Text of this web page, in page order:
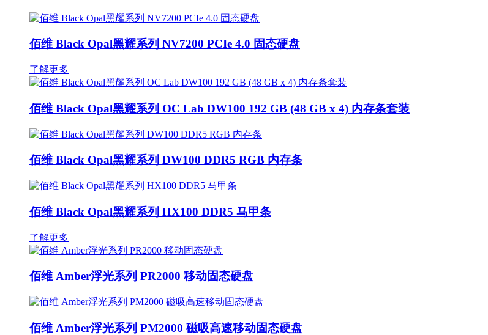
佰维 Black Opal黑耀系列 NV7200 PCIe 4.0 固态硬盘
了解更多
佰维 Black Opal黑耀系列 OC Lab DW100 192 GB (48 GB x 4) 内存条套装
佰维 Black Opal黑耀系列 DW100 DDR5 RGB 内存条
佰维 Black Opal黑耀系列 HX100 DDR5 马甲条
了解更多
佰维 Amber浮光系列 PR2000 移动固态硬盘
佰维 Amber浮光系列 PM2000 磁吸高速移动固态硬盘